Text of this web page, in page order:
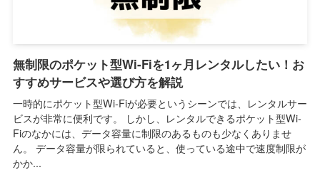
無制限のポケット型Wi-Fiを1ヶ月レンタルしたい！お
すすめサービスや選び方を解説
一時的にポケット型Wi-Fiが必要というシーンでは、レンタルサー
ビスが非常に便利です。 しかし、レンタルできるポケット型Wi-
Fiのなかには、データ容量に制限のあるものも少なくありませ
ん。 データ容量が限られていると、使っている途中で速度制限が
かか...